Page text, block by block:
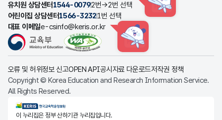
유치원 상담센터 1544-00792번→2번 선택 HINT
어린이집 상담센터1566-32321번 선택
대표 이메일e-csinfo@keris.or.kr
HINT
오류 및 허위정보 신고OPEN API공시자료 다운로드저작권 정책
Copyright © Korea Education and Research Information Service.
All Rights Reserved.
KERIS한국교육학술정보원
이 누리집은 정부 산하기관 누리집입니다.